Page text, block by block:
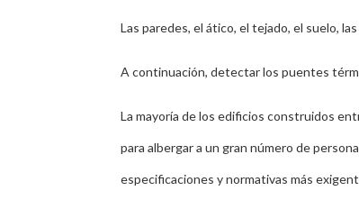
Las paredes, el ático, el tejado, el suelo,
A continuación, detectar los puentes
La mayoría de los edificios construidos
para albergar a un gran número de
especificaciones y normativas más